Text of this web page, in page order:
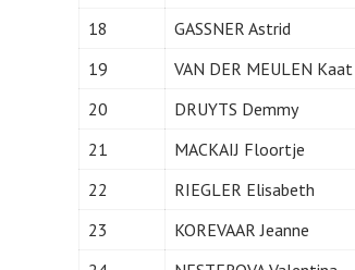
18
GASSNER Astrid
19
VAN DER MEULEN Kaat
20
DRUYTS Demmy
21
MACKAIJ Floortje
22
RIEGLER Elisabeth
23
KOREVAAR Jeanne